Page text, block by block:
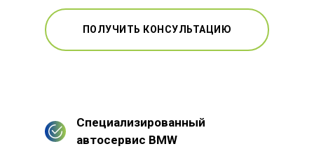
ПОЛУЧИТЬ КОНСУЛЬТАЦИЮ
Специализированный
автосервис BMW